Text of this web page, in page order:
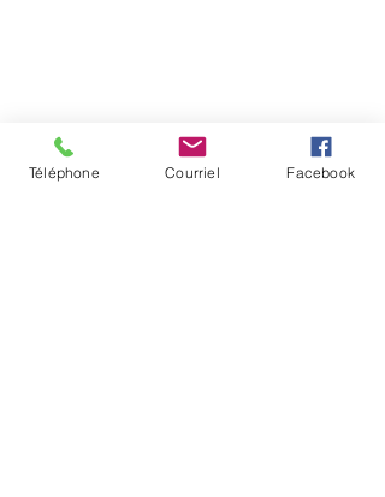
Téléphone Courriel Facebook